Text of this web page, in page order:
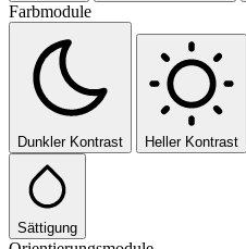
Farbmodule
Dunkler Kontrast Heller Kontrast
Sättigung